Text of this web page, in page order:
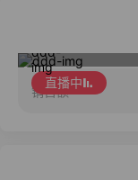
直播中
销售额